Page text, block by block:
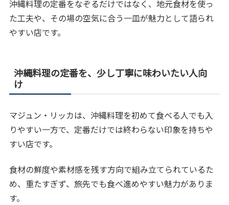
沖縄料理の定番をなぞるだけではなく、地元食材を使っ
た工夫や、その場の空気に合う一皿が魅力として語られ
やすい店です。
沖縄料理の定番を、少し丁寧に味わいたい人向
け
マジュン・リッカは、沖縄料理を初めて食べる人でも入
りやすい一方で、定番だけでは終わらない印象を持ちや
すい店です。
食材の鮮度や素材感を残す方向で組み立てられているた
め、重たすぎず、旅先でも食べ進めやすい魅力がありま
す。